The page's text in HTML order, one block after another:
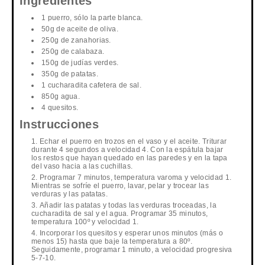
1 puerro, sólo la parte blanca.
50g de aceite de oliva.
250g de zanahorias.
250g de calabaza.
150g de judías verdes.
350g de patatas.
1 cucharadita cafetera de sal.
850g agua.
4 quesitos.
Instrucciones
Echar el puerro en trozos en el vaso y el aceite. Triturar
durante 4 segundos a velocidad 4. Con la espátula bajar
los restos que hayan quedado en las paredes y en la tapa
del vaso hacia a las cuchillas.
Programar 7 minutos, temperatura varoma y velocidad 1.
Mientras se sofríe el puerro, lavar, pelar y trocear las
verduras y las patatas.
Añadir las patatas y todas las verduras troceadas, la
cucharadita de sal y el agua. Programar 35 minutos,
temperatura 100º y velocidad 1.
Incorporar los quesitos y esperar unos minutos (más o
menos 15) hasta que baje la temperatura a 80º.
Seguidamente, programar 1 minuto, a velocidad progresiva
5-7-10.